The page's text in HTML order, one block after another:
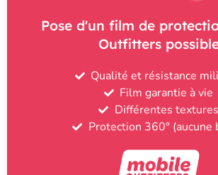
Pose d'un film de
Outfitters
Qualité et résistance
Film garantie à vie
Différentes textures
Protection 360° (aucune